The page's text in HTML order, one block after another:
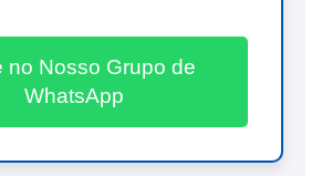
no Nosso Grupo de
WhatsApp